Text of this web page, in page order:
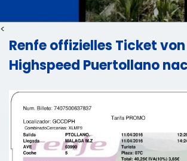
<
Renfe offizielles Ticket von
Highspeed Puertollano